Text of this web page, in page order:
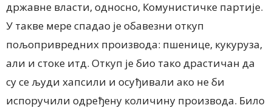
државне власти, односно, Комунистичке партије.
У такве мере спадао је обавезни откуп
пољопривредних производа: пшенице, кукуруза,
али и стоке итд. Откуп је био тако драстичан да
су се људи хапсили и осуђивали ако не би
испоручили одређену количину производа. Било